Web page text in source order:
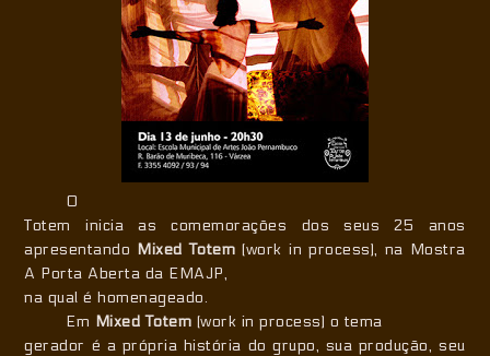
O
Totem inicia as comemorações dos seus 25 anos
apresentando Mixed Totem (work in process), na Mostra
A Porta Aberta da EMAJP,
na qual é homenageado.
Em Mixed Totem (work in process) o tema
gerador é a própria história do grupo, sua produção, seu